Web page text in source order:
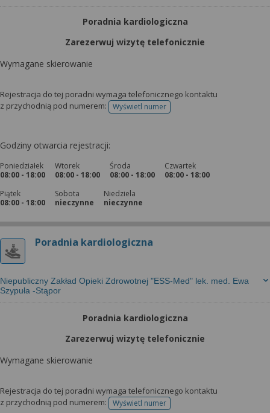
Poradnia kardiologiczna
Zarezerwuj wizytę telefonicznie
Wymagane skierowanie
Rejestracja do tej poradni wymaga telefonicznego kontaktu
z przychodnią pod numerem:
Wyświetl numertelefonu do rejestracji
Godziny otwarcia rejestracji:
Poniedziałek
08:00 - 18:00
Wtorek
08:00 - 18:00
Środa
08:00 - 18:00
Czwartek
08:00 - 18:00
Piątek
08:00 - 18:00
Sobota
nieczynne
Niedziela
nieczynne
Poradnia kardiologiczna
Niepubliczny Zakład Opieki Zdrowotnej "ESS-Med" lek. med. Ewa
Szypuła -Stąpor
Poradnia kardiologiczna
Zarezerwuj wizytę telefonicznie
Wymagane skierowanie
Rejestracja do tej poradni wymaga telefonicznego kontaktu
z przychodnią pod numerem:
Wyświetl numertelefonu do rejestracji